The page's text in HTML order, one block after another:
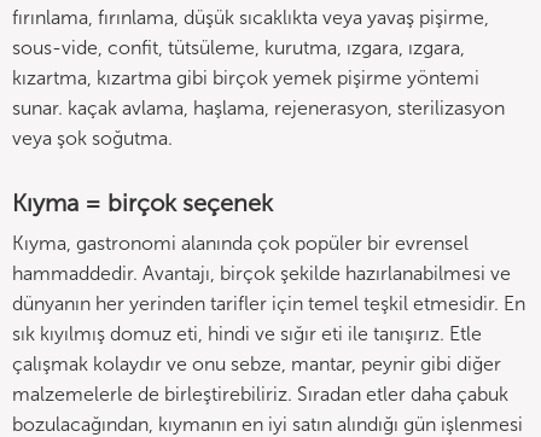
fırınlama, fırınlama, düşük sıcaklıkta veya yavaş pişirme,
sous-vide, confit, tütsüleme, kurutma, ızgara, ızgara,
kızartma, kızartma gibi birçok yemek pişirme yöntemi
sunar. kaçak avlama, haşlama, rejenerasyon, sterilizasyon
veya şok soğutma.
Kıyma = birçok seçenek
Kıyma, gastronomi alanında çok popüler bir evrensel
hammaddedir. Avantajı, birçok şekilde hazırlanabilmesi ve
dünyanın her yerinden tarifler için temel teşkil etmesidir. En
sık kıyılmış domuz eti, hindi ve sığır eti ile tanışırız. Etle
çalışmak kolaydır ve onu sebze, mantar, peynir gibi diğer
malzemelerle de birleştirebiliriz. Sıradan etler daha çabuk
bozulacağından, kıymanın en iyi satın alındığı gün işlenmesi